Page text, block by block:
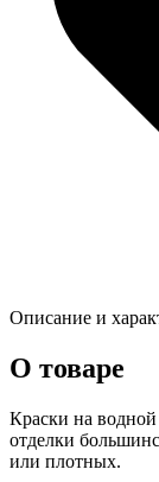
Описание и
О товаре
Краски на водной
отделки
или плотных.